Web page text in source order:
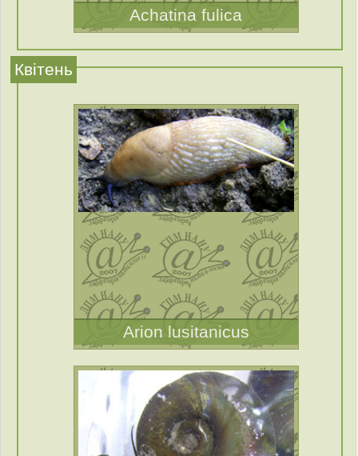
Achatina fulica
Квітень
Arion lusitanicus